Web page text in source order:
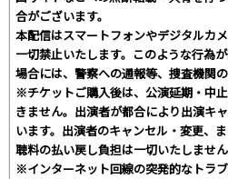
合がございます。
本配信はスマートフォンやデジタルカ
一切禁止いたします。このような行為
場合には、警察への通報等、捜査機関
※チケットご購入後は、公演延期・中
きません。出演者が都合により出演キ
います。出演者のキャンセル・変更、
聴料の払い戻し負担は一切いたしません
※インターネット回線の突発的なトラ